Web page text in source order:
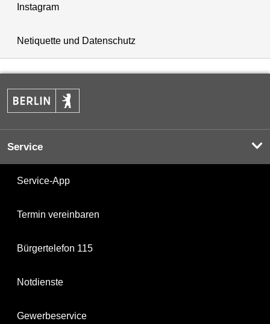
Instagram
Netiquette und Datenschutz
Service
Service-App
Termin vereinbaren
Bürgertelefon 115
Notdienste
Gewerbeservice